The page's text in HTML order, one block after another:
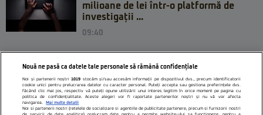
milioane de lei într-o platformă de
investigații ...
09:40
Nouă ne pasă ca datele tale personale să rămână confidențiale
Noi și partenerii noștri1019 stocăm și/sau accesăm informații pe dispozitivul dvs., precum identificatorii
cookie unici pentru prelucrarea datelor cu caracter personal. Puteți accepta sau gestiona preferințele dvs.
făcând clic mai jos, respectiv vă puteți opune utilizării unui interes legitim în orice moment pe pagina cu
politica de confidențialitate. Aceste alegeri vor fi raportate partenerilor noștri și nu vă vor afecta
navigarea.
Mai multe detalii
Noi si partenerii nostri (retelele de socializare si agentiile de publicitate partenere, precum si furnizorii nostri